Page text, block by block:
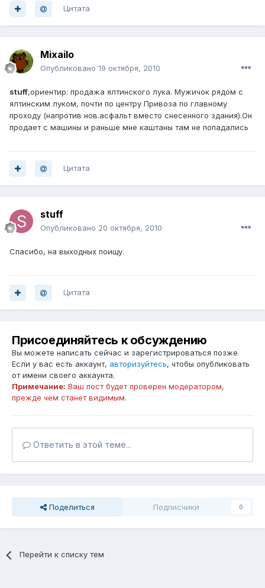
Цитата
Mixailo
Опубликовано 19 октября, 2010
stuff,ориентир: продажа ялтинского лука. Мужичок рядом с
ялтинским луком, почти по центру Привоза по главному
проходу (напротив нов.асфальт вместо снесенного здания).Он
продает с машины и раньше мне каштаны там не попадались
Цитата
stuff
Опубликовано 20 октября, 2010
Спасибо, на выходных поищу.
Цитата
Присоединяйтесь к обсуждению
Вы можете написать сейчас и зарегистрироваться позже.
Если у вас есть аккаунт, авторизуйтесь, чтобы опубликовать
от имени своего аккаунта.
Примечание: Ваш пост будет проверен модератором,
прежде чем станет видимым.
Ответить в этой теме...
Поделиться Подписчики 0
Перейти к списку тем